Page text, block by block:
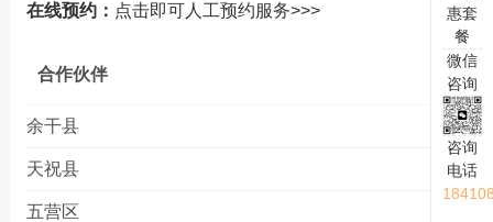
在线预约： 点击即可人工预约服务>>>
合作伙伴
余干县
天祝县
五营区
惠套
餐
微信
咨询
咨询
电话